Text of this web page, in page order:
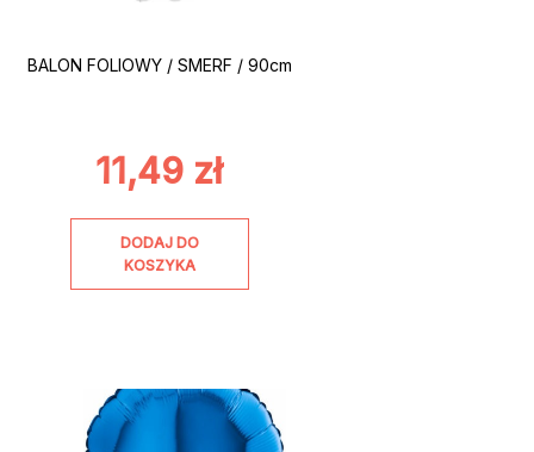
BALON FOLIOWY / SMERF / 90cm
11,49 zł
DODAJ DO
KOSZYKA